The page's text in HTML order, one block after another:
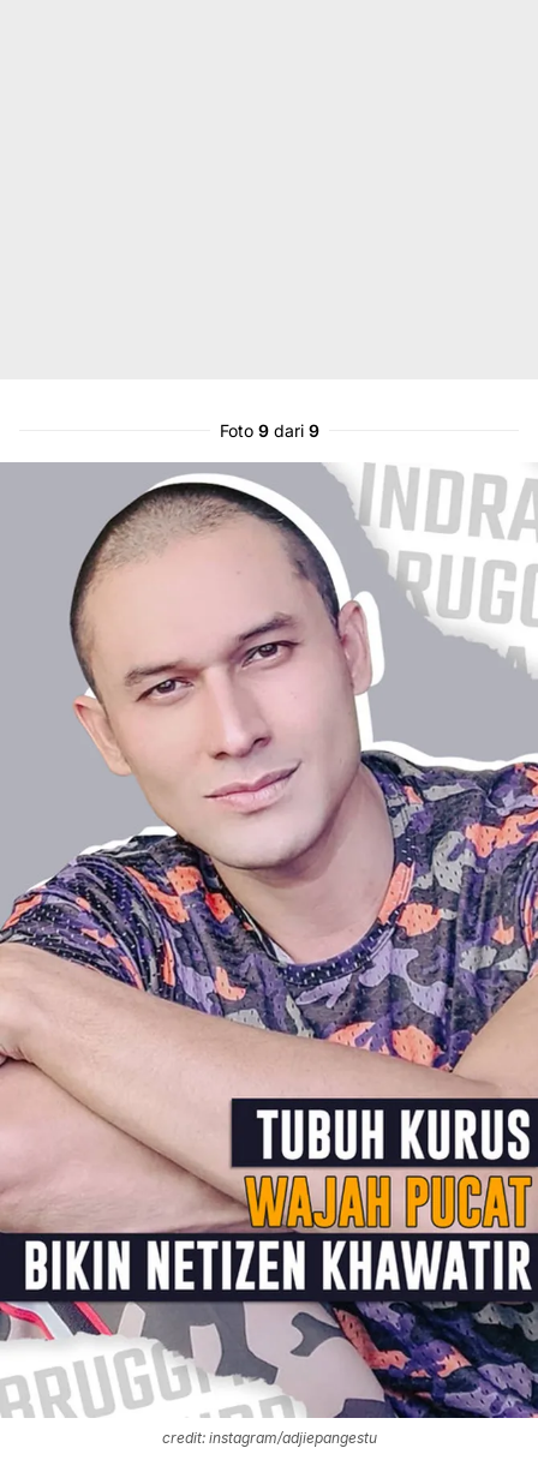
Foto 9dari 9
credit: instagram/adjiepangestu